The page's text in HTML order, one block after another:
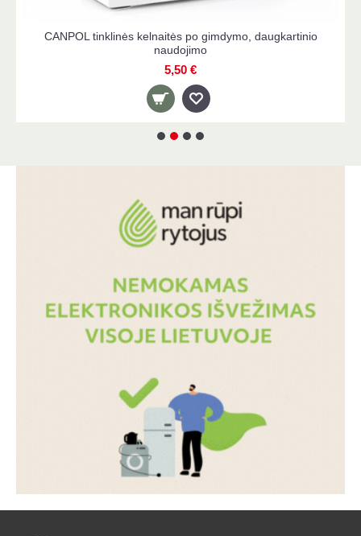
CANPOL tinklinės kelnaitės po gimdymo, daugkartinio
naudojimo
5,50 €